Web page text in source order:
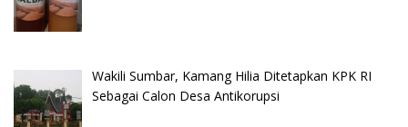
Wakili Sumbar, Kamang Hilia Ditetapkan KPK RI
Sebagai Calon Desa Antikorupsi